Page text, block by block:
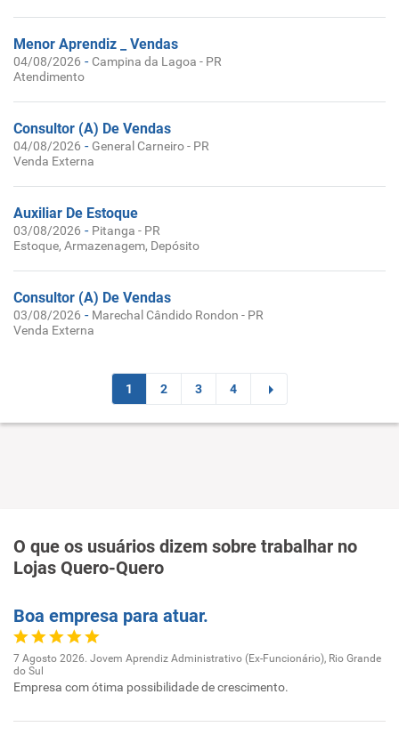
Menor Aprendiz _ Vendas
04/08/2026 - Campina da Lagoa - PR
Atendimento
Consultor (A) De Vendas
04/08/2026 - General Carneiro - PR
Venda Externa
Auxiliar De Estoque
03/08/2026 - Pitanga - PR
Estoque, Armazenagem, Depósito
Consultor (A) De Vendas
03/08/2026 - Marechal Cândido Rondon - PR
Venda Externa
1 2 3 4
O que os usuários dizem sobre trabalhar no
Lojas Quero-Quero
Boa empresa para atuar.
7 Agosto 2026. Jovem Aprendiz Administrativo (Ex-Funcionário), Rio Grande
do Sul
Empresa com ótima possibilidade de crescimento.